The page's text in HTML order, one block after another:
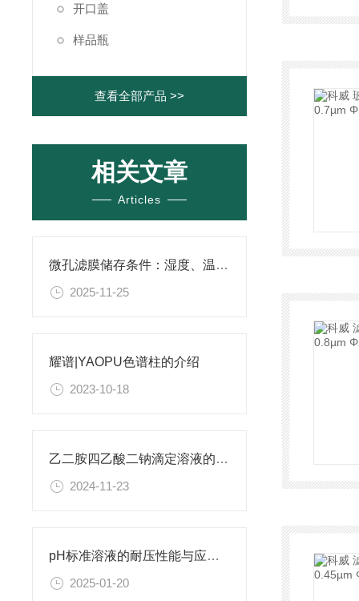
开口盖
样品瓶
查看全部产品 >>
相关文章
Articles
微孔滤膜储存条件：湿度、温度与有效期管理指南
2025-11-25
耀谱|YAOPU色谱柱的介绍
2023-10-18
乙二胺四乙酸二钠滴定溶液的稳定性与保存条件
2024-11-23
pH标准溶液的耐压性能与应用领域
2025-01-20